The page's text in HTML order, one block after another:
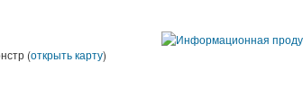
(открыть карту)